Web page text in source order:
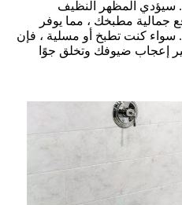
سيؤدي المظهر النظيف
جمالية مطبخك ، مما يوفر
سواء كنت تطبخ أو مسلية ، فإن
إعجاب ضيوفك وتخلق جوًا